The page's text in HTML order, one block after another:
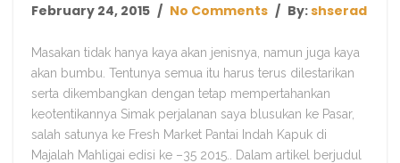
February 24, 2015 No Comments By:shserad
Masakan tidak hanya kaya akan jenisnya, namun juga kaya
akan bumbu. Tentunya semua itu harus terus dilestarikan
serta dikembangkan dengan tetap mempertahankan
keotentikannya Simak perjalanan saya blusukan ke Pasar,
salah satunya ke Fresh Market Pantai Indah Kapuk di
Majalah Mahligai edisi ke –35 2015.. Dalam artikel berjudul